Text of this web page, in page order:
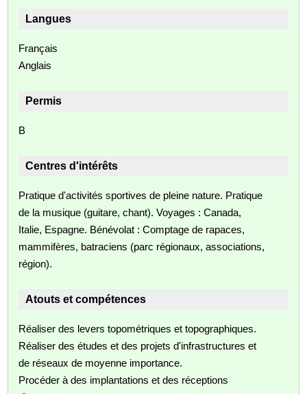
Langues
Français
Anglais
Permis
B
Centres d'intérêts
Pratique d'activités sportives de pleine nature. Pratique
de la musique (guitare, chant). Voyages : Canada,
Italie, Espagne. Bénévolat : Comptage de rapaces,
mammifères, batraciens (parc régionaux, associations,
région).
Atouts et compétences
Réaliser des levers topométriques et topographiques.
Réaliser des études et des projets d'infrastructures et
de réseaux de moyenne importance.
Procéder à des implantations et des réceptions